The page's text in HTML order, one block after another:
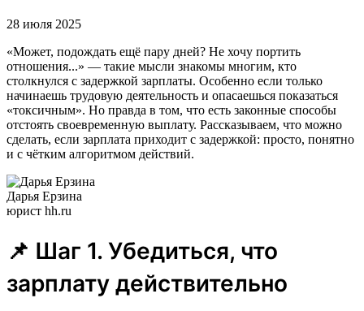
28 июля 2025
«Может, подождать ещё пару дней? Не хочу портить
отношения...» — такие мысли знакомы многим, кто
столкнулся с задержкой зарплаты. Особенно если только
начинаешь трудовую деятельность и опасаешься показаться
«токсичным». Но правда в том, что есть законные способы
отстоять своевременную выплату. Рассказываем, что можно
сделать, если зарплата приходит с задержкой: просто, понятно
и с чётким алгоритмом действий.
Дарья Ерзина
юрист hh.ru
📌 Шаг 1. Убедиться, что
зарплату действительно